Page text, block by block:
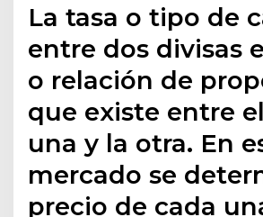
La tasa o tipo de
entre dos divisas
o relación de
que existe entre
una y la otra. En
mercado se
precio de cada